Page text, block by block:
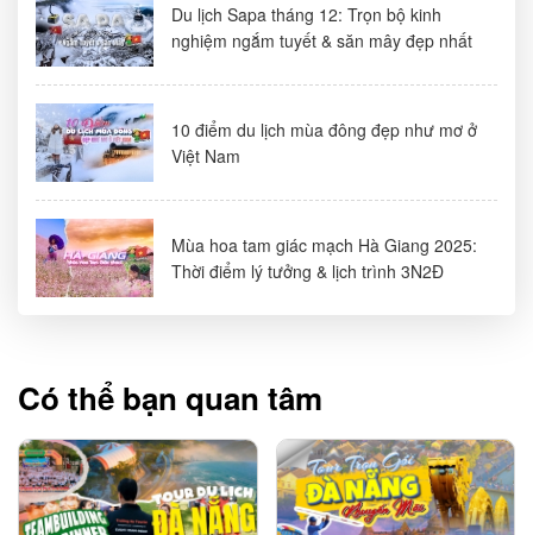
Du lịch Sapa tháng 12: Trọn bộ kinh
nghiệm ngắm tuyết & săn mây đẹp nhất
10 điểm du lịch mùa đông đẹp như mơ ở
Việt Nam
Mùa hoa tam giác mạch Hà Giang 2025:
Thời điểm lý tưởng & lịch trình 3N2Đ
Có thể bạn quan tâm